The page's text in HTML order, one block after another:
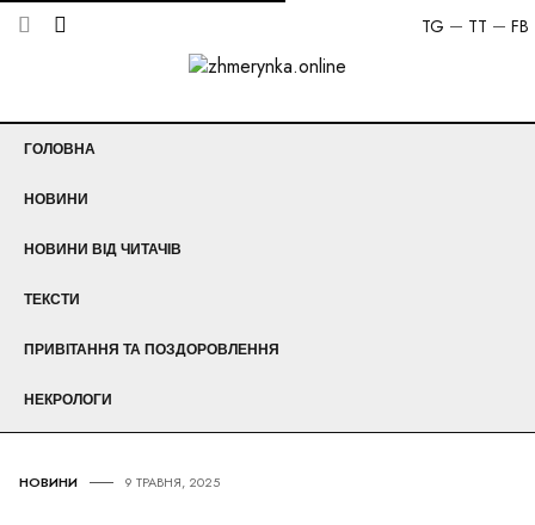
FB
TT
TG
ГОЛОВНА
НОВИНИ
НОВИНИ ВІД ЧИТАЧІВ
ТЕКСТИ
ПРИВІТАННЯ ТА ПОЗДОРОВЛЕННЯ
НЕКРОЛОГИ
НОВИНИ 9 ТРАВНЯ, 2025